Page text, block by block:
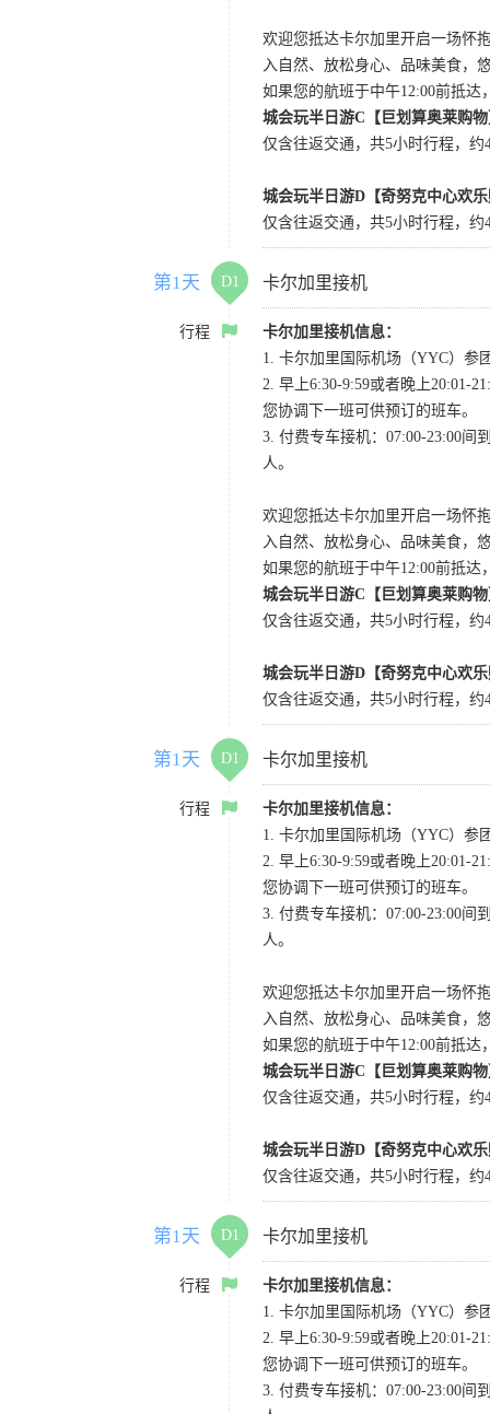
欢迎您抵达卡尔加里开启一场怀
入自然、放松身心、品味美食，
如果您的航班于中午12:00前抵
城会玩半日游C【巨划算奥莱购
仅含往返交通，共5小时行程，
城会玩半日游D【奇努克中心欢
仅含往返交通，共5小时行程，
第1天 D1 卡尔加里接机
行程
卡尔加里接机信息：
1. 卡尔加里国际机场（YYC）参
2. 早上6:30-9:59或者晚上20:01-
您协调下一班可供预订的班车。
3. 付费专车接机：07:00-23:00间
人。
欢迎您抵达卡尔加里开启一场怀
入自然、放松身心、品味美食，
如果您的航班于中午12:00前抵
城会玩半日游C【巨划算奥莱购
仅含往返交通，共5小时行程，
城会玩半日游D【奇努克中心欢
仅含往返交通，共5小时行程，
第1天 D1 卡尔加里接机
行程
卡尔加里接机信息：
1. 卡尔加里国际机场（YYC）参
2. 早上6:30-9:59或者晚上20:01-
您协调下一班可供预订的班车。
3. 付费专车接机：07:00-23:00间
人。
欢迎您抵达卡尔加里开启一场怀
入自然、放松身心、品味美食，
如果您的航班于中午12:00前抵
城会玩半日游C【巨划算奥莱购
仅含往返交通，共5小时行程，
城会玩半日游D【奇努克中心欢
仅含往返交通，共5小时行程，
第1天 D1 卡尔加里接机
行程
卡尔加里接机信息：
1. 卡尔加里国际机场（YYC）参
2. 早上6:30-9:59或者晚上20:01-
您协调下一班可供预订的班车。
3. 付费专车接机：07:00-23:00间